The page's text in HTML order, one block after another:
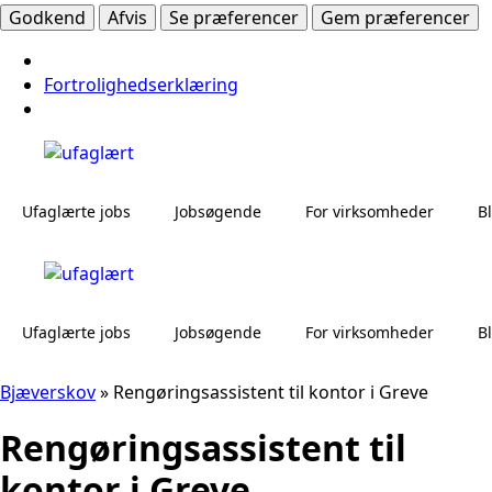
Godkend
Afvis Se præferencer Gem præferencer
Fortrolighedserklæring
Ufaglærte jobs Jobsøgende For virksomheder
Ufaglærte jobs Jobsøgende For virksomheder
Bjæverskov» Rengøringsassistent til kontor i Greve
Rengøringsassistent til